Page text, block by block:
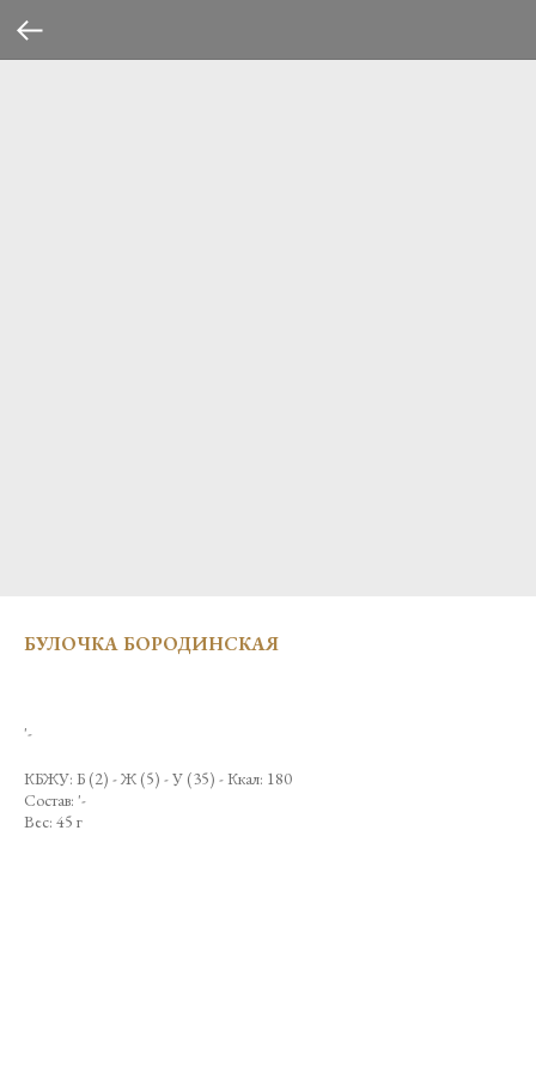
БУЛОЧКА БОРОДИНСКАЯ
'-
КБЖУ: Б (2) - Ж (5) - У (35) - Ккал: 180
Состав: '-
Вес: 45 г